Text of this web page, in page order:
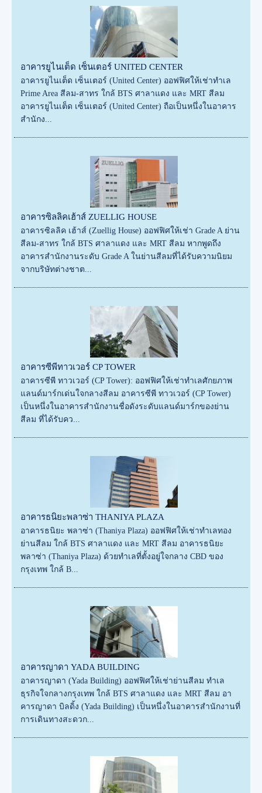
อาคารยูไนเต็ด เซ็นเตอร์ UNITED CENTER
อาคารยูไนเต็ด เซ็นเตอร์ (United Center) ออฟฟิศให้เช่าทำเล
Prime Area สีลม-สาทร ใกล้ BTS ศาลาแดง และ MRT สีลม
อาคารยูไนเต็ด เซ็นเตอร์ (United Center) ถือเป็นหนึ่งในอาคาร
สำนักง...
อาคารซิลลิคเฮ้าส์ ZUELLIG HOUSE
อาคารซิลลิค เฮ้าส์ (Zuellig House) ออฟฟิศให้เช่า Grade A ย่าน
สีลม-สาทร ใกล้ BTS ศาลาแดง และ MRT สีลม หากพูดถึง
อาคารสำนักงานระดับ Grade A ในย่านสีลมที่ได้รับความนิยม
จากบริษัทต่างชาต...
อาคารซีพีทาวเวอร์ CP TOWER
อาคารซีพี ทาวเวอร์ (CP Tower): ออฟฟิศให้เช่าทำเลศักยภาพ
แลนด์มาร์กเด่นใจกลางสีลม อาคารซีพี ทาวเวอร์ (CP Tower)
เป็นหนึ่งในอาคารสำนักงานชื่อดังระดับแลนด์มาร์กของย่าน
สีลม ที่ได้รับคว...
อาคารธนิยะพลาซ่า THANIYA PLAZA
อาคารธนิยะ พลาซ่า (Thaniya Plaza) ออฟฟิศให้เช่าทำเลทอง
ย่านสีลม ใกล้ BTS ศาลาแดง และ MRT สีลม อาคารธนิยะ
พลาซ่า (Thaniya Plaza) ด้วยทำเลที่ตั้งอยู่ใจกลาง CBD ของ
กรุงเทพ ใกล้ B...
อาคารญาดา YADA BUILDING
อาคารญาดา (Yada Building) ออฟฟิศให้เช่าย่านสีลม ทำเล
ธุรกิจใจกลางกรุงเทพ ใกล้ BTS ศาลาแดง และ MRT สีลม อา
คารญาดา บิลดิ้ง (Yada Building) เป็นหนึ่งในอาคารสำนักงานที่
การเดินทางสะดวก...